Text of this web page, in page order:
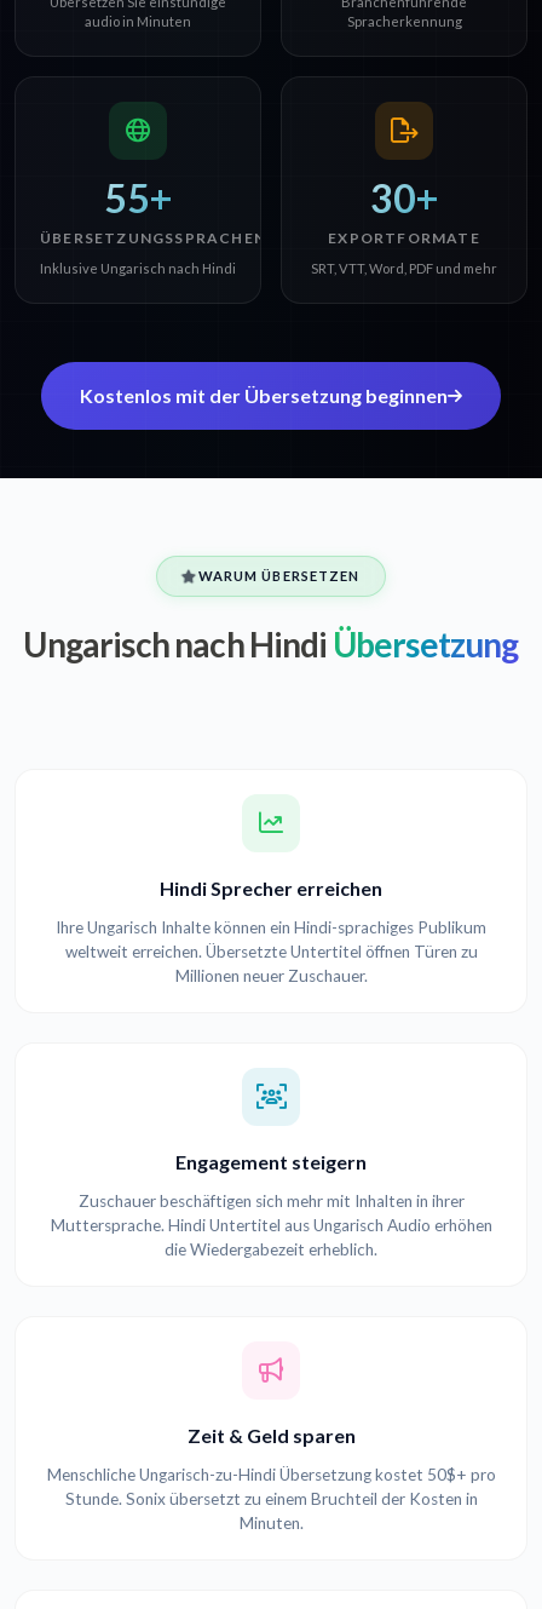
audio in Minuten
Spracherkennung
55+
ÜBERSETZUNGSSPRACHEN
Inklusive Ungarisch nach Hindi
30+
EXPORTFORMATE
SRT, VTT, Word, PDF und mehr
Kostenlos mit der Übersetzung beginnen
WARUM ÜBERSETZEN
Ungarisch nach Hindi Übersetzung
Hindi Sprecher erreichen
Ihre Ungarisch Inhalte können ein Hindi-sprachiges Publikum
weltweit erreichen. Übersetzte Untertitel öffnen Türen zu
Millionen neuer Zuschauer.
Engagement steigern
Zuschauer beschäftigen sich mehr mit Inhalten in ihrer
Muttersprache. Hindi Untertitel aus Ungarisch Audio erhöhen
die Wiedergabezeit erheblich.
Zeit & Geld sparen
Menschliche Ungarisch-zu-Hindi Übersetzung kostet 50$+ pro
Stunde. Sonix übersetzt zu einem Bruchteil der Kosten in
Minuten.